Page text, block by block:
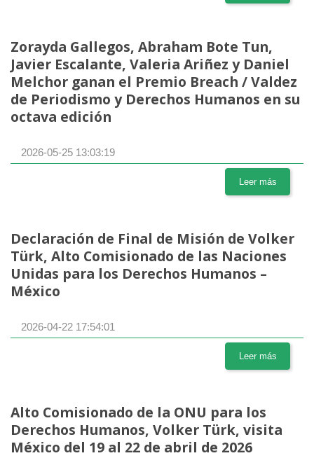
Zorayda Gallegos, Abraham Bote Tun,
Javier Escalante, Valeria Ariñez y Daniel
Melchor ganan el Premio Breach / Valdez
de Periodismo y Derechos Humanos en su
octava edición
2026-05-25 13:03:19
Leer más
Declaración de Final de Misión de Volker
Türk, Alto Comisionado de las Naciones
Unidas para los Derechos Humanos –
México
2026-04-22 17:54:01
Leer más
Alto Comisionado de la ONU para los
Derechos Humanos, Volker Türk, visita
México del 19 al 22 de abril de 2026